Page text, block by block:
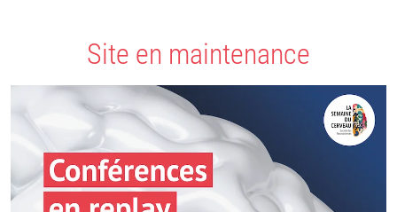
Site en maintenance